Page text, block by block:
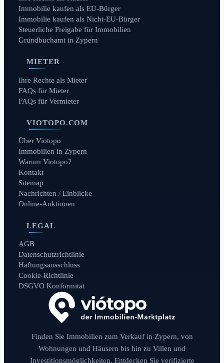
Immobilie kaufen als EU-Bürger
Immobilie kaufen als Nicht-EU-Bürger
Steuerliche Freigabe für Immobilien
Grundbuchamt in Zypern
MIETER
Ihre Rechte als Mieter
FAQs für Mieter
FAQs für Vermieter
VIOTOPO.COM
Über Viotopo
Immobilien in Zypern
Warum Viotopo?
Kontakt
Sitemap
Nachrichten / Einblicke
Online-Auktionen
LEGAL
AGB
Datenschutzrichtlinie
Haftungsausschluss
Cookie-Richtlinie
DSGVO Konformität
Finden Sie Immobilien zum Verkauf in Zypern, von
Wohnungen und Häusern bis hin zu Villen und
Investitionsmöglichkeiten. Entdecken Sie verifizierte